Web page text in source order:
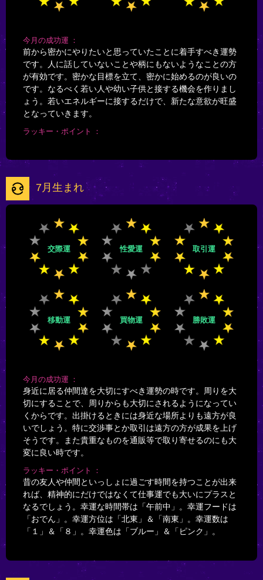
今月の成功運
前から密かにやりたいと思っていたことに着手すべき運勢
です。人に話していないことや柄にもないようなことの方
が有効です。密かな目標を立て、密かに始めるのが良いの
です。なるべく若い人や幼い子供と接する機会を作りまし
ょう。若いエネルギーに接するだけで、新たな意欲が旺盛
となっていきます。
ラッキー・ポイント
7月生まれ
交際運 性愛運 取引運
移動運 買物運 勝敗運
今月の成功運
身近に居る仲間達を大切にすべき運勢の時です。周りを大
切にすることで、周りからも大切にされるようになってい
くからです。出掛けるときには身近な場所よりも遠方が良
いでしょう。特に交渉事とか取引は遠方の方が成果を上げ
そうです。また貴重なものを通販等で取り寄せるのにも大
変に良い時です。
ラッキー・ポイント
昔の友人や仲間といっしょに過ごす時間を持つことが出来
れば、精神的にだけではなくて仕事運でも大いにプラスと
なるでしょう。幸運な時間帯は「午前中」。幸運フードは
「おでん」。幸運方位は「北東」＆「南東」。幸運数は
「１」＆「８」。幸運色は「ブルー」＆「ピンク」。